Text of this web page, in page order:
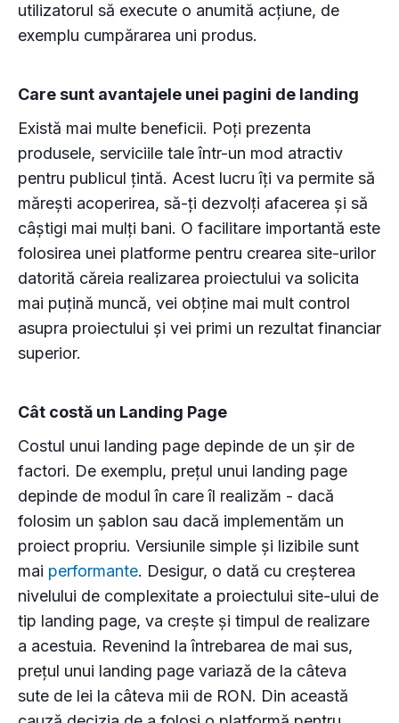
utilizatorul să execute o anumită acțiune, de
exemplu cumpărarea uni produs.
Care sunt avantajele unei pagini de landing
Există mai multe beneficii. Poți prezenta
produsele, serviciile tale într-un mod atractiv
pentru publicul țintă. Acest lucru îți va permite să
mărești acoperirea, să-ți dezvolți afacerea și să
câștigi mai mulți bani. O facilitare importantă este
folosirea unei platforme pentru crearea site-urilor
datorită căreia realizarea proiectului va solicita
mai puțină muncă, vei obține mai mult control
asupra proiectului și vei primi un rezultat financiar
superior.
Cât costă un Landing Page
Costul unui landing page depinde de un șir de
factori. De exemplu, prețul unui landing page
depinde de modul în care îl realizăm - dacă
folosim un șablon sau dacă implementăm un
proiect propriu. Versiunile simple și lizibile sunt
mai performante. Desigur, o dată cu creșterea
nivelului de complexitate a proiectului site-ului de
tip landing page, va crește și timpul de realizare
a acestuia. Revenind la întrebarea de mai sus,
prețul unui landing page variază de la câteva
sute de lei la câteva mii de RON. Din această